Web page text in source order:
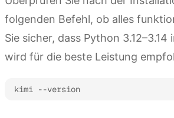
folgenden Befehl, ob alles
Sie sicher, dass Python 3.12–3.14
wird für die beste Leistung
kimi --version